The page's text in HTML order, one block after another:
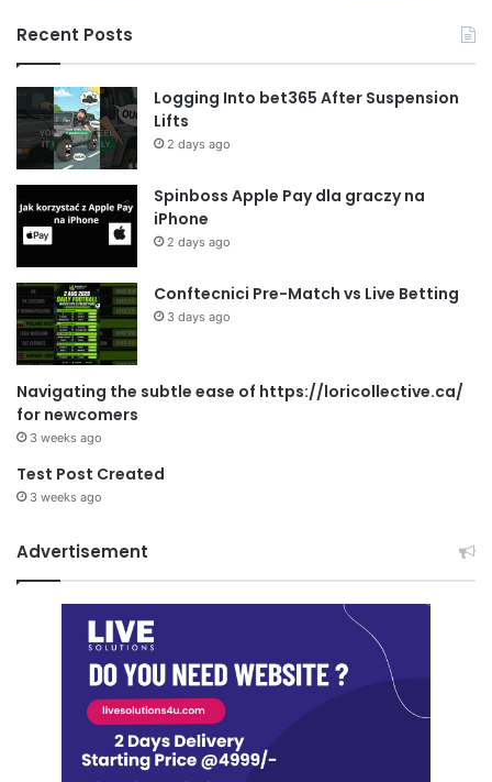
Recent Posts
Logging Into bet365 After Suspension
Lifts
2 days ago
Spinboss Apple Pay dla graczy na
iPhone
2 days ago
Conftecnici Pre-Match vs Live Betting
3 days ago
Navigating the subtle ease of https://loricollective.ca/
for newcomers
3 weeks ago
Test Post Created
3 weeks ago
Advertisement